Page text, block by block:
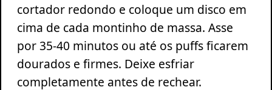
cortador redondo e coloque um disco em
cima de cada montinho de massa. Asse
por 35-40 minutos ou até os puffs ficarem
dourados e firmes. Deixe esfriar
completamente antes de rechear.